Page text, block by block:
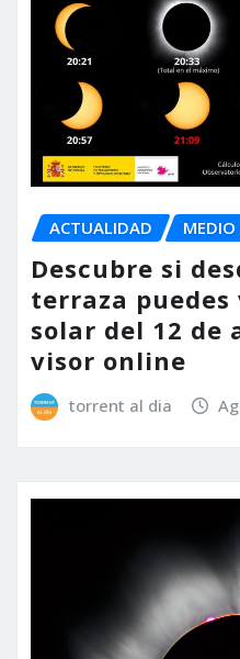
ACTUALIDAD
Descubre si
terraza puedes
solar del 12 de
visor online
torrent al dia